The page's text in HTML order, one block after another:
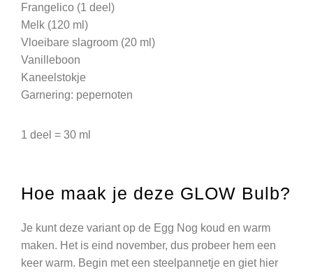
Frangelico (1 deel)
Melk (120 ml)
Vloeibare slagroom (20 ml)
Vanilleboon
Kaneelstokje
Garnering: pepernoten
1 deel = 30 ml
Hoe maak je deze GLOW Bulb?
Je kunt deze variant op de Egg Nog koud en warm
maken. Het is eind november, dus probeer hem een
keer warm. Begin met een steelpannetje en giet hier